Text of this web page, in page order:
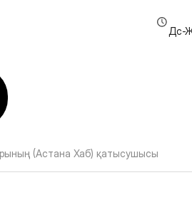
Дс-
(Астана Хаб) қатысушысы